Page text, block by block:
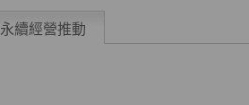
永續經營推動